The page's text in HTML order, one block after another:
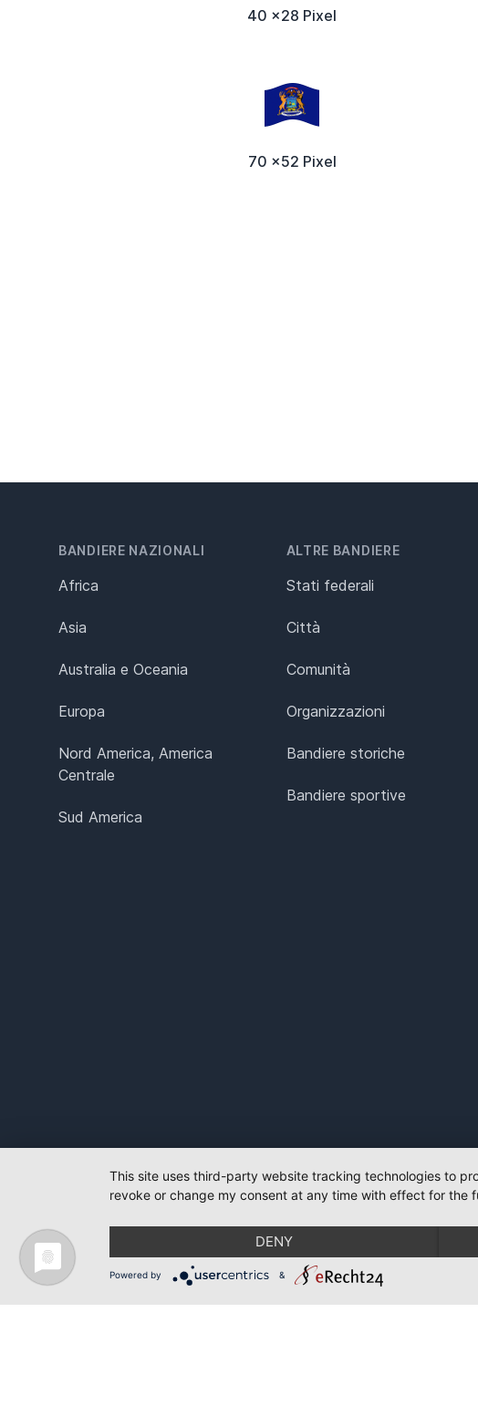
40 x28 Pixel
70 x52 Pixel
BANDIERE NAZIONALI
Africa
Asia
Australia e Oceania
Europa
Nord America, America
Centrale
Sud America
ALTRE BANDIERE
Stati federali
Città
Comunità
Organizzazioni
Bandiere storiche
Bandiere sportive
This site uses third-party website tracking technologies to
revoke or change my consent at any time with effect for the
DENY
Powered by &